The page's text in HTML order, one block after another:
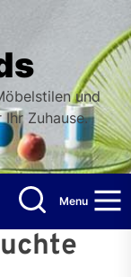
und
Zuhause.
Menu